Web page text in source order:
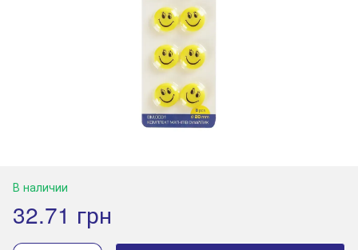
В наличии
32.71 грн